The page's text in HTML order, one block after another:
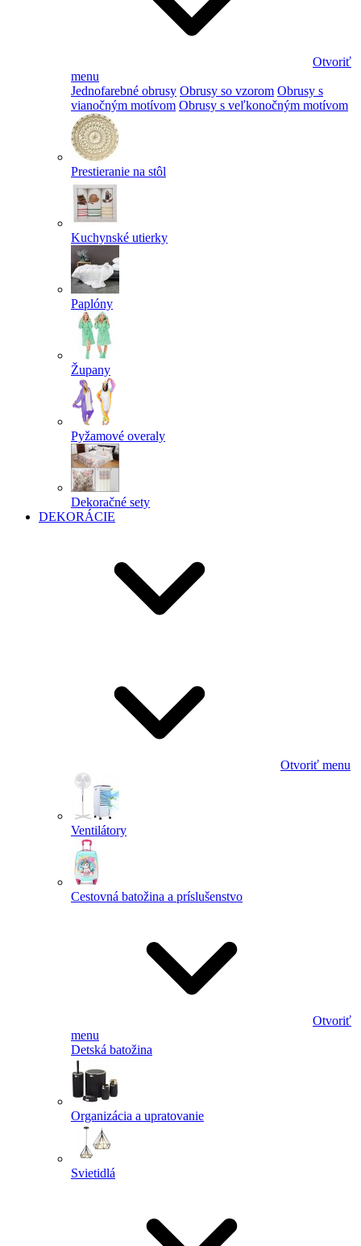
Otvoriť
menu
Jednofarebné obrusy Obrusy so vzorom Obrusy s
vianočným motívom Obrusy s veľkonočným motívom
Prestieranie na stôl
Kuchynské utierky
Paplóny
Župany
Pyžamové overaly
Dekoračné sety
DEKORÁCIE
Otvoriť menu
Ventilátory
Cestovná batožina a príslušenstvo
Otvoriť
menu
Detská batožina
Organizácia a upratovanie
Svietidlá